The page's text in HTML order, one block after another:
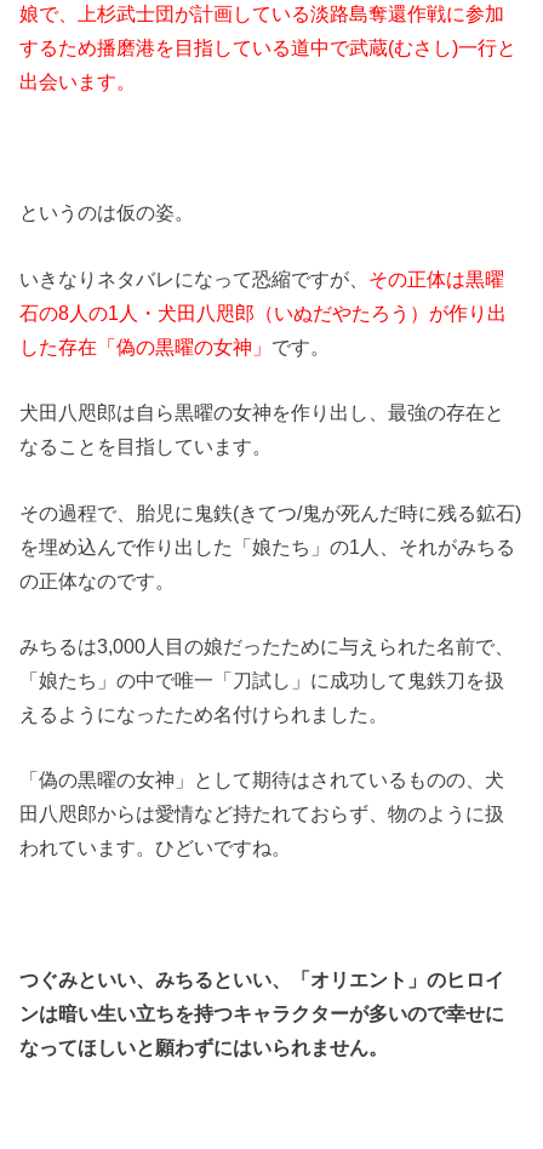
娘で、上杉武士団が計画している淡路島奪還作戦に参加
するため播磨港を目指している道中で武蔵(むさし)一行と
出会います。
というのは仮の姿。
いきなりネタバレになって恐縮ですが、 その正体は黒曜
石の8人の1人・犬田八咫郎（いぬだやたろう）が作り出
した存在「偽の黒曜の女神」 です。
犬田八咫郎は自ら黒曜の女神を作り出し、最強の存在と
なることを目指しています。
その過程で、胎児に鬼鉄(きてつ/鬼が死んだ時に残る鉱石)
を埋め込んで作り出した「娘たち」の1人、それがみちる
の正体なのです。
みちるは3,000人目の娘だったために与えられた名前で、
「娘たち」の中で唯一「刀試し」に成功して鬼鉄刀を扱
えるようになったため名付けられました。
「偽の黒曜の女神」として期待はされているものの、犬
田八咫郎からは愛情など持たれておらず、物のように扱
われています。ひどいですね。
つぐみといい、みちるといい、「オリエント」のヒロイ
ンは暗い生い立ちを持つキャラクターが多いので幸せに
なってほしいと願わずにはいられません。